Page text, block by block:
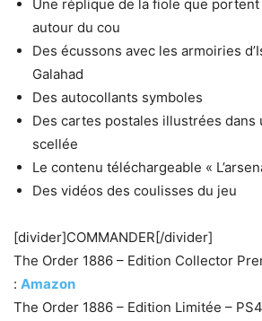
Une réplique de la fiole que
autour du cou
Des écussons avec les armoiries
Galahad
Des autocollants symboles
Des cartes postales illustrées dans
scellée
Le contenu téléchargeable «
Des vidéos des coulisses du jeu
[divider]COMMANDER[/divider]
The Order 1886 – Edition Collector
: Amazon
The Order 1886 – Edition Limitée –